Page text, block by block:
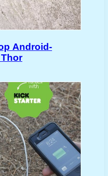
Android-